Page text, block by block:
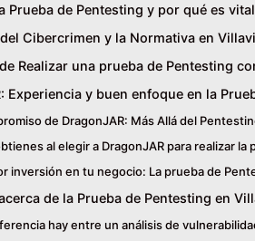
Prueba de Pentesting y por qué es
Cibercrimen y la Normativa en
Realizar una prueba de Pentesting
Experiencia y buen enfoque en la
de DragonJAR: Más Allá del
al elegir a DragonJAR para realizar la
inversión en tu negocio: La prueba de
de la Prueba de Pentesting en
hay entre un análisis de